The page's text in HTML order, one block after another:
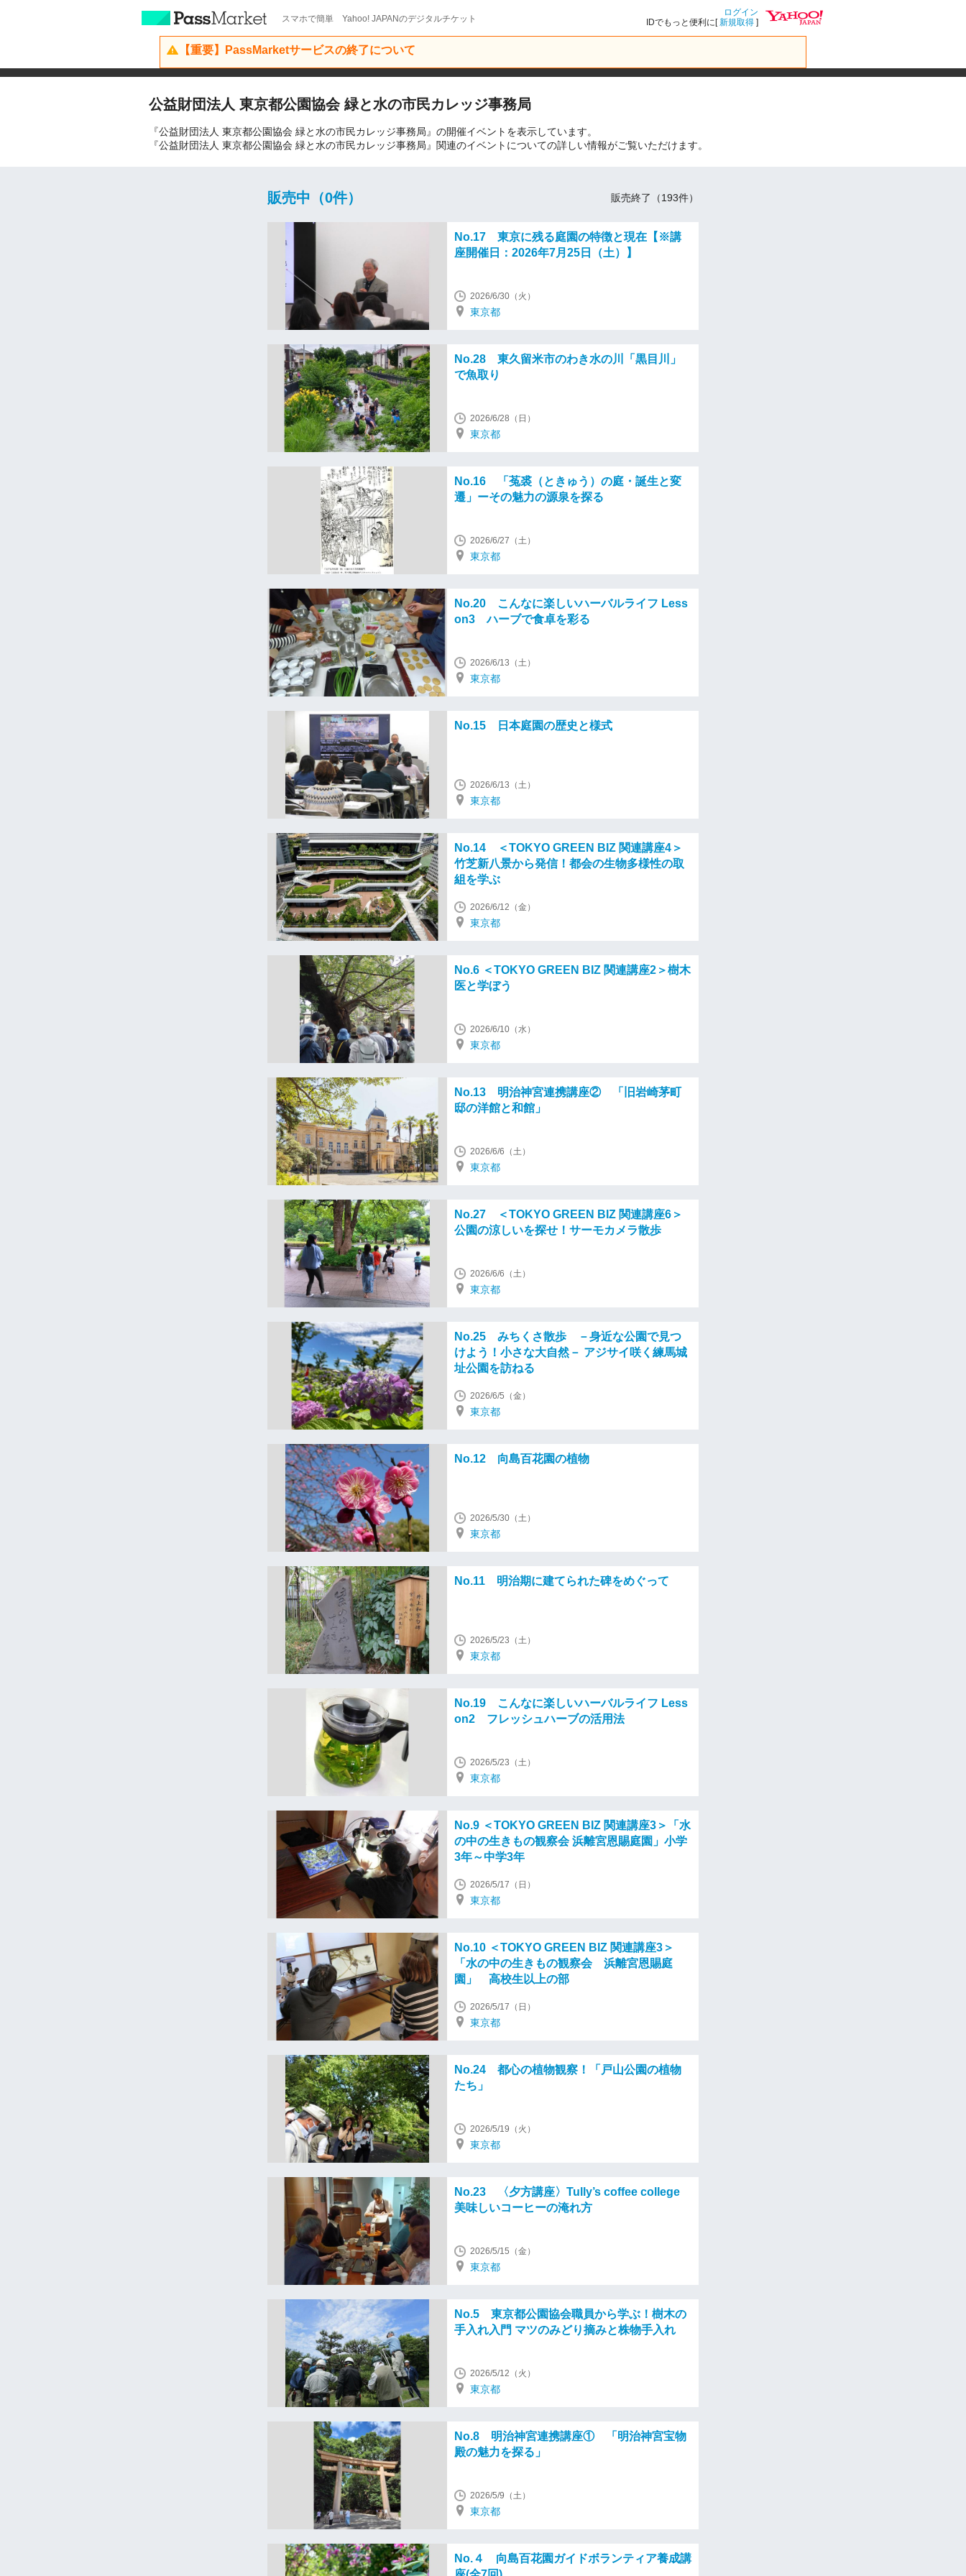
スマホで簡単 Yahoo! JAPANのデジタルチケット
ログイン
IDでもっと便利に[新規取得 ]
【重要】PassMarketサービスの終了について
公益財団法人 東京都公園協会 緑と水の市民カレッジ事務局
『公益財団法人 東京都公園協会 緑と水の市民カレッジ事務局』の開催イベントを表示しています。
『公益財団法人 東京都公園協会 緑と水の市民カレッジ事務局』関連のイベントについての詳しい情報がご覧いただけます。
販売中（0件） 販売終了（193件）
No.17 東京に残る庭園の特徴と現在【※講
座開催日：2026年7月25日（土）】
2026/6/30（火）
東京都
No.28 東久留米市のわき水の川「黒目川」
で魚取り
2026/6/28（日）
東京都
No.16 「菟裘（ときゅう）の庭・誕生と変
遷」ーその魅力の源泉を探る
2026/6/27（土）
東京都
No.20 こんなに楽しいハーバルライフ Less
on3 ハーブで食卓を彩る
2026/6/13（土）
東京都
No.15 日本庭園の歴史と様式
2026/6/13（土）
東京都
No.14 ＜TOKYO GREEN BIZ 関連講座4＞
竹芝新八景から発信！都会の生物多様性の取
組を学ぶ
2026/6/12（金）
東京都
No.6 ＜TOKYO GREEN BIZ 関連講座2＞樹木
医と学ぼう
2026/6/10（水）
東京都
No.13 明治神宮連携講座② 「旧岩崎茅町
邸の洋館と和館」
2026/6/6（土）
東京都
No.27 ＜TOKYO GREEN BIZ 関連講座6＞
公園の涼しいを探せ！サーモカメラ散歩
2026/6/6（土）
東京都
No.25 みちくさ散歩 －身近な公園で見つ
けよう！小さな大自然－ アジサイ咲く練馬城
址公園を訪ねる
2026/6/5（金）
東京都
No.12 向島百花園の植物
2026/5/30（土）
東京都
No.11 明治期に建てられた碑をめぐって
2026/5/23（土）
東京都
No.19 こんなに楽しいハーバルライフ Less
on2 フレッシュハーブの活用法
2026/5/23（土）
東京都
No.9 ＜TOKYO GREEN BIZ 関連講座3＞「水
の中の生きもの観察会 浜離宮恩賜庭園」小学
3年～中学3年
2026/5/17（日）
東京都
No.10 ＜TOKYO GREEN BIZ 関連講座3＞
「水の中の生きもの観察会 浜離宮恩賜庭
園」 高校生以上の部
2026/5/17（日）
東京都
No.24 都心の植物観察！「戸山公園の植物
たち」
2026/5/19（火）
東京都
No.23 〈夕方講座〉Tully’s coffee college
美味しいコーヒーの淹れ方
2026/5/15（金）
東京都
No.5 東京都公園協会職員から学ぶ！樹木の
手入れ入門 マツのみどり摘みと株物手入れ
2026/5/12（火）
東京都
No.8 明治神宮連携講座① 「明治神宮宝物
殿の魅力を探る」
2026/5/9（土）
東京都
No.４ 向島百花園ガイドボランティア養成講